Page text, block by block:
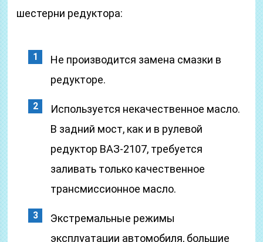
шестерни редуктора:
Не производится замена смазки в
редукторе.
Используется некачественное масло.
В задний мост, как и в рулевой
редуктор ВАЗ-2107, требуется
заливать только качественное
трансмиссионное масло.
Экстремальные режимы
эксплуатации автомобиля, большие